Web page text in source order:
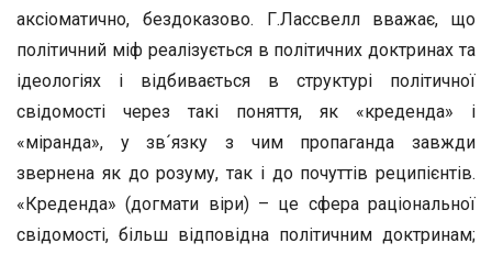
аксіоматично, бездоказово. Г.Лассвелл вважає, що
політичний міф реалізується в політичних доктринах та
ідеологіях і відбивається в структурі політичної
свідомості через такі поняття, як «креденда» і
«міранда», у зв´язку з чим пропаганда завжди
звернена як до розуму, так і до почуттів реципієнтів.
«Креденда» (догмати віри) – це сфера раціональної
свідомості, більш відповідна політичним доктринам;